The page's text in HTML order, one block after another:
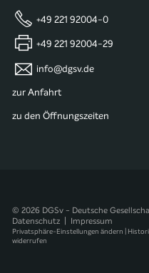
+49 221 92004-0
+49 221 92004-29
info@dgsv.de
zur Anfahrt
zu den Öffnungszeiten
© 2026 DGSv - Deutsche
Datenschutz
Impressum
Privatsphäre-Einstellungen ändern |
widerrufen